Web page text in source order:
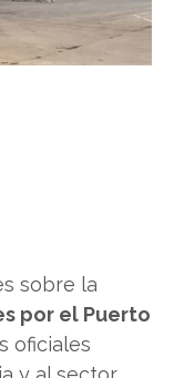
sobre la
por el Puerto
oficiales